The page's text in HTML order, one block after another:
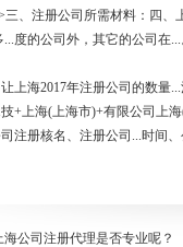
三、注册公司所需材料：四
度的公司外，其它的公司在
上海2017年注册公司的数量
+上海(上海市)+有限公司上
注册核名、注册公司...时间
公司注册代理是否专业呢？